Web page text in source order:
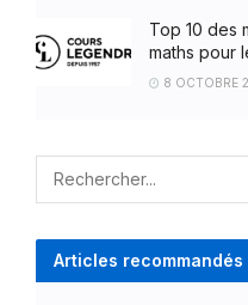
Top 10 des
maths pour
8 OCTOBRE
Articles recommandés